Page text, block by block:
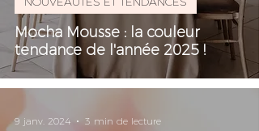
Mocha Mousse : la couleur
tendance de l'année 2025 !
9 janv. 2024 3 min de lecture